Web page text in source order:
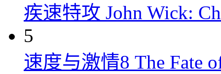
疾速特攻 John Wick:
5
速度与激情8 The Fate